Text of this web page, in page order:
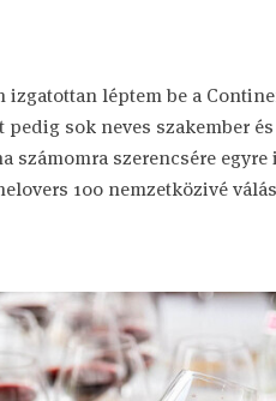
léptem be a
sok neves szakember
számomra szerencsére
100 nemzetközivé